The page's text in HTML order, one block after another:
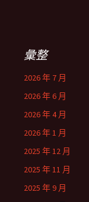
彙整
2026 年 7 月
2026 年 6 月
2026 年 4 月
2026 年 1 月
2025 年 12 月
2025 年 11 月
2025 年 9 月